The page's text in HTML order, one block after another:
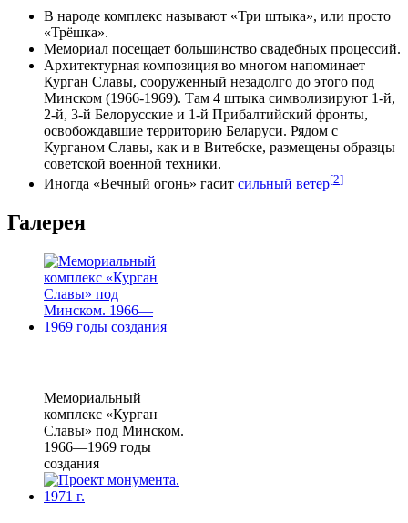
В народе комплекс называют «Три штыка», или просто
«Трёшка».
Мемориал посещает большинство свадебных процессий.
Архитектурная композиция во многом напоминает
Курган Славы, сооруженный незадолго до этого под
Минском (1966-1969). Там 4 штыка символизируют 1-й,
2-й, 3-й Белорусские и 1-й Прибалтийский фронты,
освобождавшие территорию Беларуси. Рядом с
Курганом Славы, как и в Витебске, размещены образцы
советской военной техники.
Иногда «Вечный огонь» гасит сильный ветер[2]
Галерея
Мемориальный
комплекс «Курган
Славы» под Минском.
1966—1969 годы
создания